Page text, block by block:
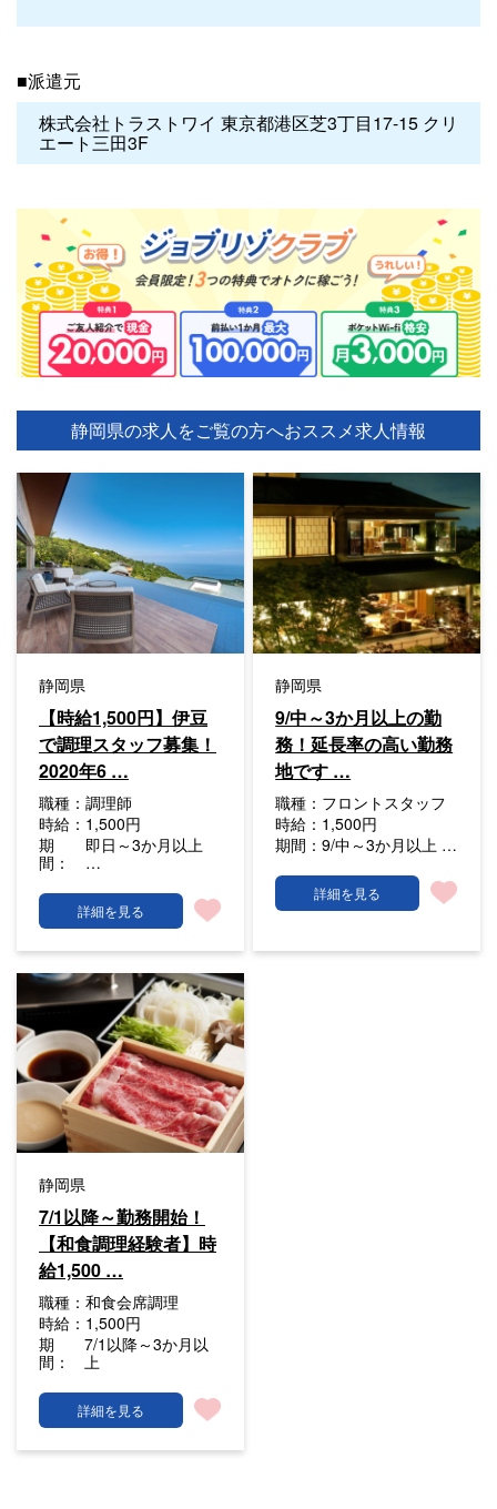
■派遣元
株式会社トラストワイ 東京都港区芝3丁目17-15 クリ
エート三田3F
静岡県の求人をご覧の方へおススメ求人情報
静岡県
【時給1,500円】伊豆
で調理スタッフ募集！
2020年6 …
職種： 調理師
時給： 1,500円
期
間：
即日～3か月以上
…
詳細を見る
静岡県
9/中～3か月以上の勤
務！延長率の高い勤務
地です …
職種： フロントスタッフ
時給： 1,500円
期間：9/中～3か月以上 …
詳細を見る
静岡県
7/1以降～勤務開始！
【和食調理経験者】時
給1,500 …
職種： 和食会席調理
時給： 1,500円
期
間：
7/1以降～3か月以
上
詳細を見る